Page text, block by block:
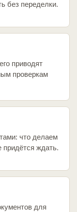
без переделки.
приводят
проверкам
что делаем
придётся ждать.
для